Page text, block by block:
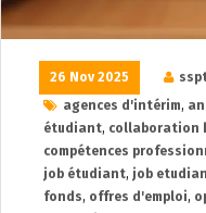
26 Nov 2025
agences d'intérim,
étudiant, collaboration
compétences
job étudiant, job
fonds, offres d'emploi,